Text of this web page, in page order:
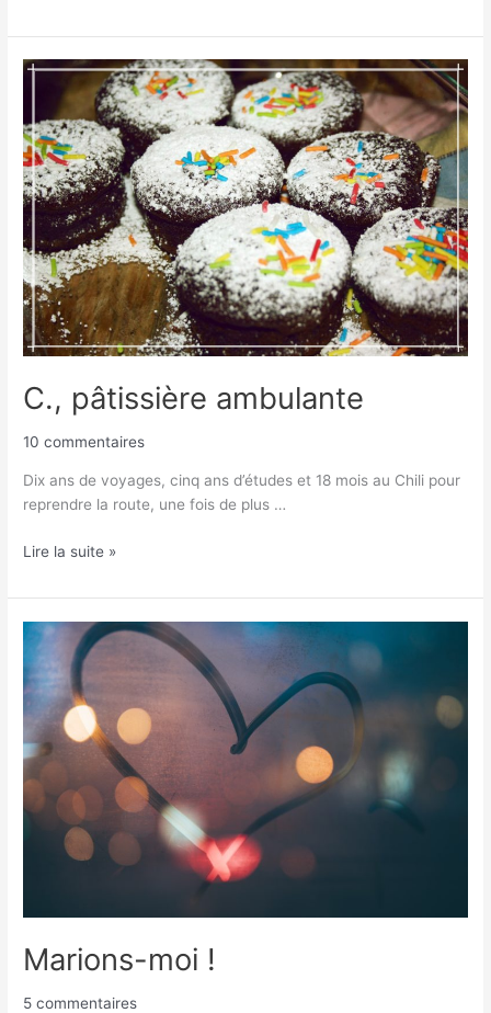
C., pâtissière ambulante
10 commentaires
Dix ans de voyages, cinq ans d’études et 18 mois au Chili pour
reprendre la route, une fois de plus …
C.,
pâtissière
ambulante
Lire la suite »
Marions-moi !
5 commentaires
Marions-
moi
!